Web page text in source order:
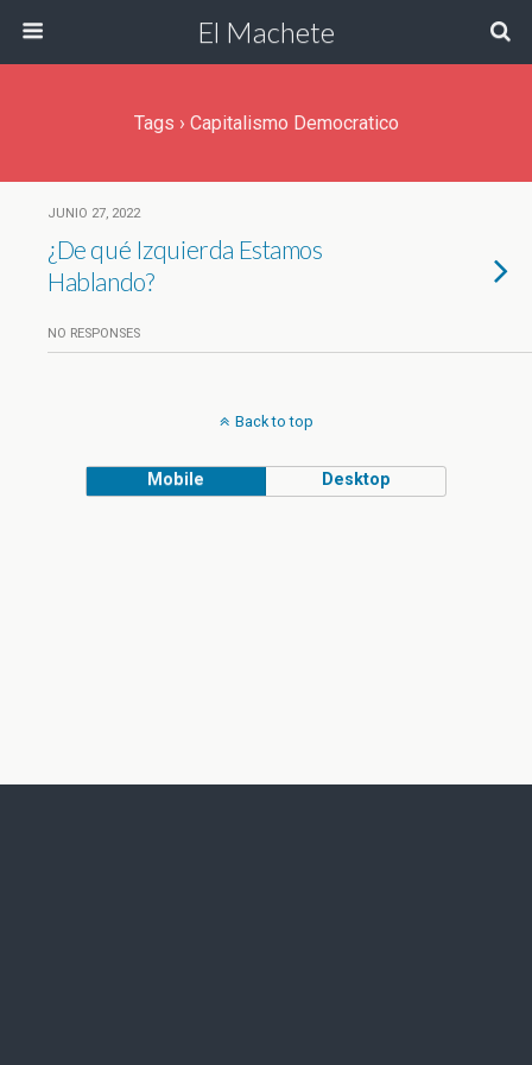
El Machete
Tags › Capitalismo Democratico
JUNIO 27, 2022
¿De qué Izquierda Estamos
Hablando?
NO RESPONSES
Back to top
Mobile Desktop